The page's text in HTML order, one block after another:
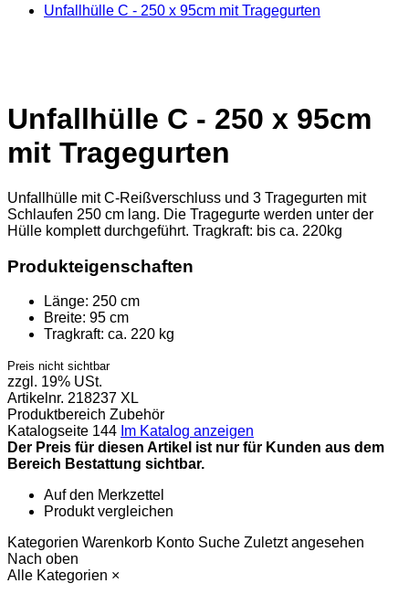
Unfallhülle C - 250 x 95cm mit Tragegurten
Unfallhülle C - 250 x 95cm
mit Tragegurten
Unfallhülle mit C-Reißverschluss und 3 Tragegurten mit
Schlaufen 250 cm lang. Die Tragegurte werden unter der
Hülle komplett durchgeführt. Tragkraft: bis ca. 220kg
Produkteigenschaften
Länge: 250 cm
Breite: 95 cm
Tragkraft: ca. 220 kg
Preis nicht sichtbar
zzgl. 19% USt.
Artikelnr. 218237 XL
Produktbereich Zubehör
Katalogseite 144 Im Katalog anzeigen
Der Preis für diesen Artikel ist nur für Kunden aus dem
Bereich Bestattung sichtbar.
Auf den Merkzettel
Produkt vergleichen
Kategorien Warenkorb Konto Suche Zuletzt angesehen
Nach oben
Alle Kategorien ×